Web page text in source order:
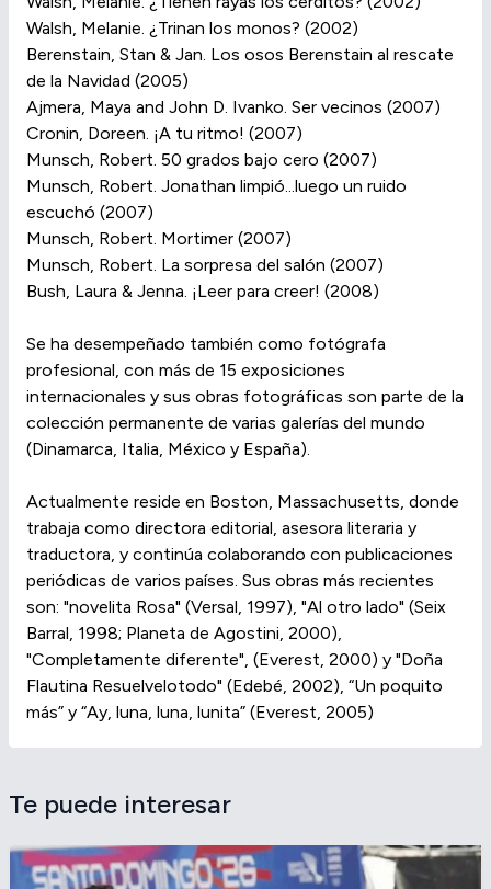
Walsh, Melanie. ¿Trinan los monos? (2002)
Berenstain, Stan & Jan. Los osos Berenstain al rescate
de la Navidad (2005)
Ajmera, Maya and John D. Ivanko. Ser vecinos (2007)
Cronin, Doreen. ¡A tu ritmo! (2007)
Munsch, Robert. 50 grados bajo cero (2007)
Munsch, Robert. Jonathan limpió...luego un ruido
escuchó (2007)
Munsch, Robert. Mortimer (2007)
Munsch, Robert. La sorpresa del salón (2007)
Bush, Laura & Jenna. ¡Leer para creer! (2008)
Se ha desempeñado también como fotógrafa
profesional, con más de 15 exposiciones
internacionales y sus obras fotográficas son parte de la
colección permanente de varias galerías del mundo
(Dinamarca, Italia, México y España).
Actualmente reside en Boston, Massachusetts, donde
trabaja como directora editorial, asesora literaria y
traductora, y continúa colaborando con publicaciones
periódicas de varios países. Sus obras más recientes
son: "novelita Rosa" (Versal, 1997), "Al otro lado" (Seix
Barral, 1998; Planeta de Agostini, 2000),
"Completamente diferente", (Everest, 2000) y "Doña
Flautina Resuelvelotodo" (Edebé, 2002), “Un poquito
más” y “Ay, luna, luna, lunita” (Everest, 2005)
Te puede interesar